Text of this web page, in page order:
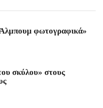
φωτογραφικά»
σκύλου» στους